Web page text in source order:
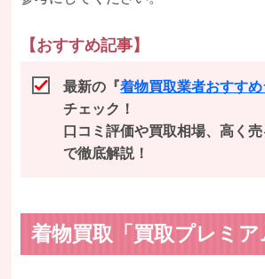
【おすすめ記事】
最新の『着物買取業者おすす
チェック！
口コミ評価や買取相場、高く
で徹底解説！
着物買取「買取プレミ